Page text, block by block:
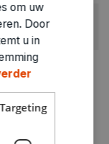
om uw
Door
u in
Targeting